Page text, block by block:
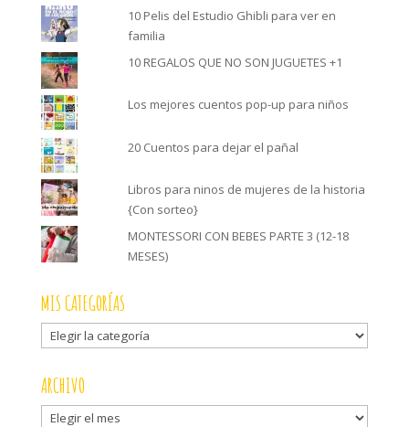
10 Pelis del Estudio Ghibli para ver en
familia
10 REGALOS QUE NO SON JUGUETES +1
Los mejores cuentos pop-up para niños
20 Cuentos para dejar el pañal
Libros para ninos de mujeres de la historia
{Con sorteo}
MONTESSORI CON BEBES PARTE 3 (12-18
MESES)
MIS CATEGORÍAS
Mis
categorías
ARCHIVO
Archivo